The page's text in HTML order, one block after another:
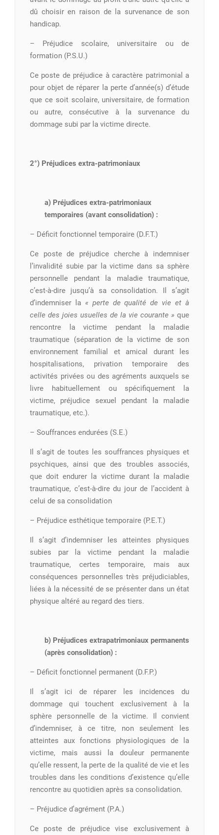
dû choisir en raison de la survenance de son
handicap.
– Préjudice scolaire, universitaire ou de
formation (P.S.U.)
Ce poste de préjudice à caractère patrimonial a
pour objet de réparer la perte d’année(s) d’étude
que ce soit scolaire, universitaire, de formation
ou autre, consécutive à la survenance du
dommage subi par la victime directe.
2°) Préjudices extra-patrimoniaux
a) Préjudices extra-patrimoniaux
temporaires (avant consolidation) :
– Déficit fonctionnel temporaire (D.F.T.)
Ce poste de préjudice cherche à indemniser
l’invalidité subie par la victime dans sa sphère
personnelle pendant la maladie traumatique,
c’est-à-dire jusqu’à sa consolidation. Il s’agit
d’indemniser la « perte de qualité de vie et à
celle des joies usuelles de la vie courante » que
rencontre la victime pendant la maladie
traumatique (séparation de la victime de son
environnement familial et amical durant les
hospitalisations, privation temporaire des
activités privées ou des agréments auxquels se
livre habituellement ou spécifiquement la
victime, préjudice sexuel pendant la maladie
traumatique, etc.).
– Souffrances endurées (S.E.)
Il s’agit de toutes les souffrances physiques et
psychiques, ainsi que des troubles associés,
que doit endurer la victime durant la maladie
traumatique, c’est-à-dire du jour de l’accident à
celui de sa consolidation
– Préjudice esthétique temporaire (P.E.T.)
Il s’agit d’indemniser les atteintes physiques
subies par la victime pendant la maladie
traumatique, certes temporaire, mais aux
conséquences personnelles très préjudiciables,
liées à la nécessité de se présenter dans un état
physique altéré au regard des tiers.
b) Préjudices extrapatrimoniaux permanents
(après consolidation) :
– Déficit fonctionnel permanent (D.F.P.)
Il s’agit ici de réparer les incidences du
dommage qui touchent exclusivement à la
sphère personnelle de la victime. Il convient
d’indemniser, à ce titre, non seulement les
atteintes aux fonctions physiologiques de la
victime, mais aussi la douleur permanente
qu’elle ressent, la perte de la qualité de vie et les
troubles dans les conditions d’existence qu’elle
rencontre au quotidien après sa consolidation.
– Préjudice d’agrément (P.A.)
Ce poste de préjudice vise exclusivement à